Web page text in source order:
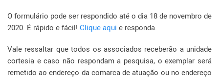
O formulário pode ser respondido até o dia 18 de novembro de
2020. É rápido e fácil! Clique aqui e responda.
Vale ressaltar que todos os associados receberão a unidade
cortesia e caso não respondam a pesquisa, o exemplar será
remetido ao endereço da comarca de atuação ou no endereço